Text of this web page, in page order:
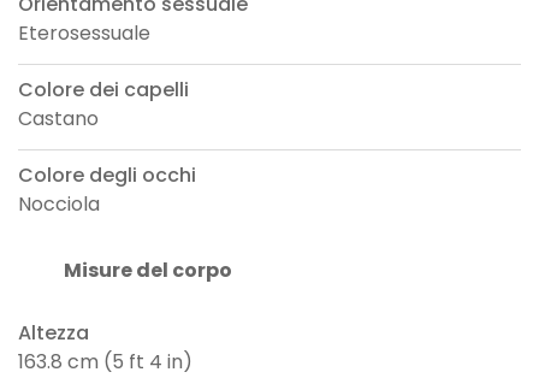
Eterosessuale
Colore dei capelli
Castano
Colore degli occhi
Nocciola
Misure del corpo
Altezza
163.8 cm (5 ft 4 in)